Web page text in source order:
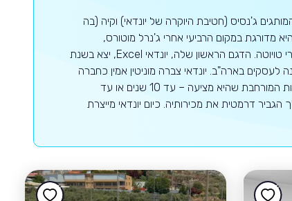
ג'נסיס (חטיבת היוקרה של יונדאי) וקיה (בה
מדורגת במקום הרביעי אחרי ג'נרל מוטורס,
פולקסווגן וטויוטה בעולם כולו כאשר באסיה יונדאי היא יצרנית הרכב השנייה בגודלה אחרי טויוטה. הדגם הראשון שלה, יונדאי Excel, יצא בשנת
(עם 126,000 יחידות) בשנה הראשונה לעסקים בארה"ב. יונדאי צברה מוניטין אמין כחברה
המשקיעה רבות בתכנון, באיכות, בייצור ובמחקרים ארוכי טווח. היא גם ידועה בשל האחריות המורחבת שהיא מציעה – עד 10 שנים או עד
הגביר דרמטית את מכירותיה. כיום יונדאי מייצרת